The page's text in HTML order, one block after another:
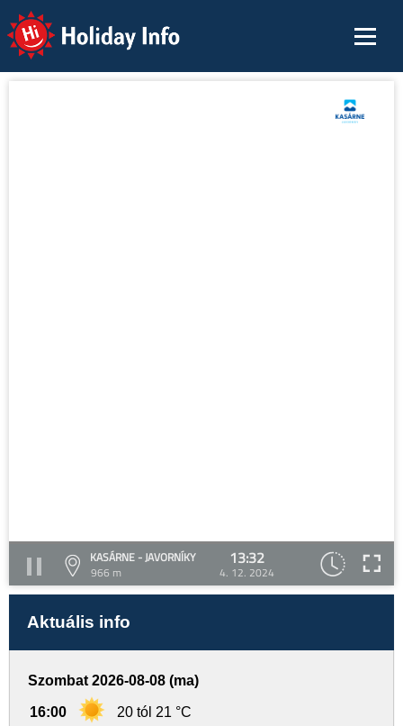
Holiday Info
KASÁRNE - JAVORNÍKY
966 m
13:32
4. 12. 2024
Aktuális info
Szombat 2026-08-08 (ma)
16:00 20 tól 21 °C